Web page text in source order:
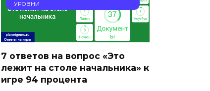
УРОВНИ
7 ответов на вопрос «Это
лежит на столе начальника» к
игре 94 процента